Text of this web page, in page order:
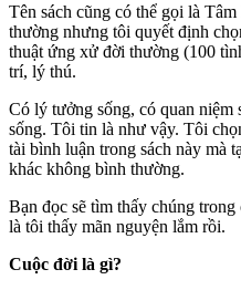
Tên sách cũng có thể gọi là
thường nhưng tôi quyết định
thuật ứng xử đời thường (100
trí, lý thú.
Có lý tưởng sống, có quan niệm
sống. Tôi tin là như vậy. Tôi
tài bình luận trong sách này mà
khác không bình thường.
Bạn đọc sẽ tìm thấy chúng
là tôi thấy mãn nguyện lắm rồi.
Cuộc đời là gì?